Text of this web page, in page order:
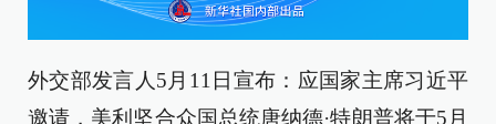
外交部发言人5月11日宣布：应国家主席习近平
邀请，美利坚合众国总统唐纳德·特朗普将于5月